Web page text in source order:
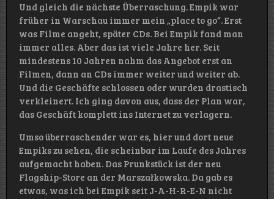
Und gleich die nächste Überraschung. Empik war
früher in Warschau immer mein „place to go“. Erst
was Filme angeht, später CDs. Bei Empik fand man
immer alles. Aber das ist viele Jahre her. Seit
mindestens 10 Jahren nahm das Angebot erst an
Filmen, dann an CDs immer weiter und weiter ab.
Und die Geschäfte schlossen oder wurden drastisch
verkleinert. Ich ging davon aus, dass der Plan war,
das Geschäft komplett ins Internet zu verlagern.
Umso überraschender war es, hier und dort neue
Empiks zu sehen, die scheinbar im Laufe des Jahres
aufgemacht haben. Das Prunkstück ist der neu
Flagship-Store an der Marszałkowska. Da gab es
etwas, was ich bei Empik seit J-A-H-R-E-N nicht